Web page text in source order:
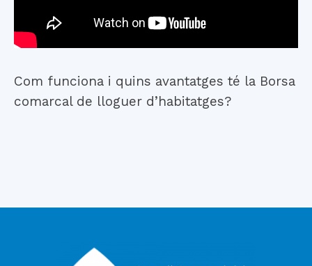
Com funciona i quins avantatges té la Borsa
comarcal de lloguer d’habitatges?